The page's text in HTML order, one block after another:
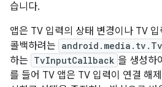
습니다.
앱은 TV 입력의 상태 변경이나 TV
콜백하려는
하는 TvInputCallback 을 생성하
를 들어 TV 앱은 TV 입력이 연결 해